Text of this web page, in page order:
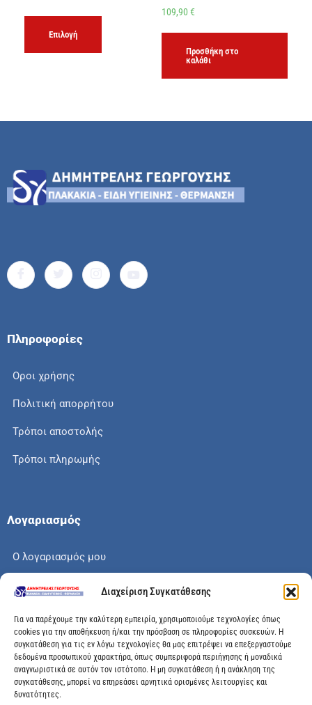
Διαχείριση Συγκατάθεσης
Για να παρέχουμε την καλύτερη εμπειρία, χρησιμοποιούμε τεχνολογίες όπως
cookies για την αποθήκευση ή/και την πρόσβαση σε πληροφορίες συσκευών. Η
συγκατάθεση για τις εν λόγω τεχνολογίες θα μας επιτρέψει να επεξεργαστούμε
δεδομένα προσωπικού χαρακτήρα, όπως συμπεριφορά περιήγησης ή μοναδικά
αναγνωριστικά σε αυτόν τον ιστότοπο. Η μη συγκατάθεση ή η ανάκληση της
συγκατάθεσης, μπορεί να επηρεάσει αρνητικά ορισμένες λειτουργίες και
δυνατότητες.
Επιλογή
109,90 €
Προσθήκη στο
καλάθι
Πληροφορίες
Οροι χρήσης
Πολιτική απορρήτου
Τρόποι αποστολής
Τρόποι πληρωμής
Λογαριασμός
Ο λογαριασμός μου
Το καλάθι μου
Check out
Διεύθυνση